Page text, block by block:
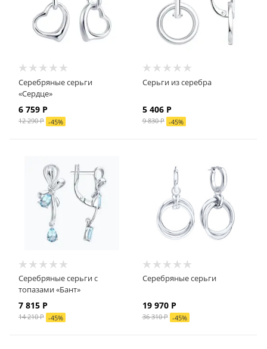
Серебряные серьги
«Сердце»
6 759 Р
12 290Р -45%
Серьги из серебра
5 406Р
9 830Р -45%
Серебряные серьги с
топазами «Бант»
7 815 Р
14 210Р -45%
Серебряные серьги
19 970Р
36 310Р -45%